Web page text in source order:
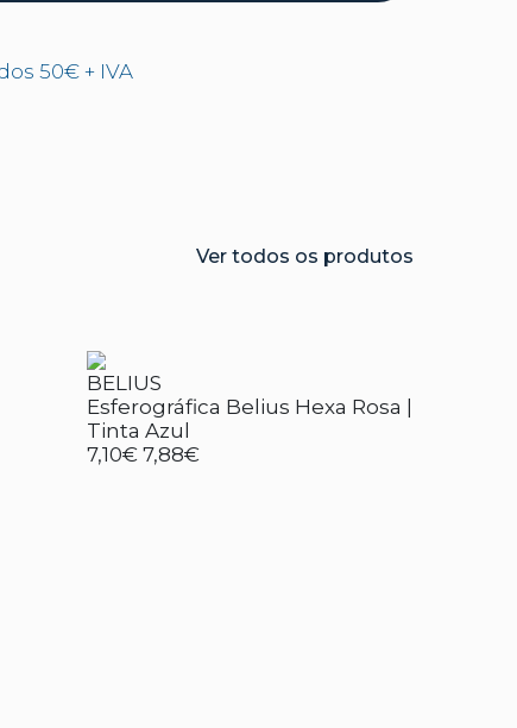
50€ + IVA
Ver todos os produtos
BELIUS
Esferográfica Belius Hexa Rosa |
Tinta Azul
7,10€ 7,88€